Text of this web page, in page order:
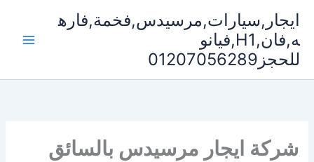
المحتوى
ايجار,سيارات,مرسيدس,فخمة,فاره
ه,فان,H1,فيانو
للحجز01207056289
شركة ايجار مرسيدس بالسائق